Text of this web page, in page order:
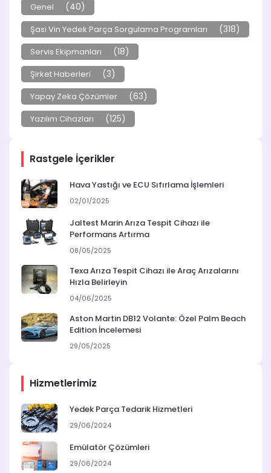
Genel (40)
Şasi Vin Yedek Parça Sorgulama Programları (318)
Servis Ekipmanları (18)
Şirket Haberleri (3)
Yapay Zeka Çözümler (63)
Yazılım Cihazları (125)
Rastgele İçerikler
Hava Yastığı ve ECU Sıfırlama İşlemleri
02/01/2025
Jaltest Marin Arıza Tespit Cihazı ile
Performans Artırma
08/05/2025
Texa Arıza Tespit Cihazı ile Araç Arızalarını
Hızla Belirleyin
04/06/2025
Aston Martin DB12 Volante: Özel Palm Beach
Edition İncelemesi
29/05/2025
Hizmetlerimiz
Yedek Parça Tedarik Hizmetleri
29/06/2024
Emülatör Çözümleri
29/06/2024